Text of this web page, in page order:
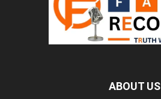
ABOUT US